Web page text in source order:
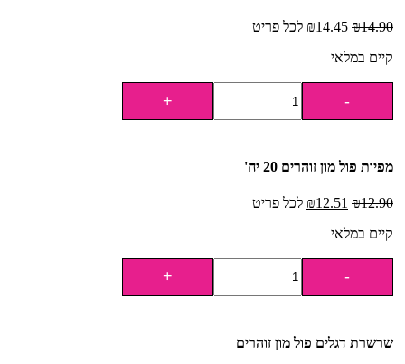
₪14.90
₪14.45
לכל פריט
קיים במלאי
מפיות פול מון זוהרים 20 יח'
₪12.90
₪12.51
לכל פריט
קיים במלאי
שרשרת דגלים פול מון זוהרים